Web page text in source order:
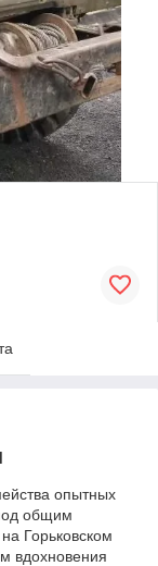
опытных
общим
Горьковском
вдохновения